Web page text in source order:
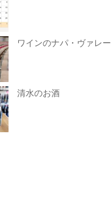
ワインのナパ・ヴァレー
清水のお酒